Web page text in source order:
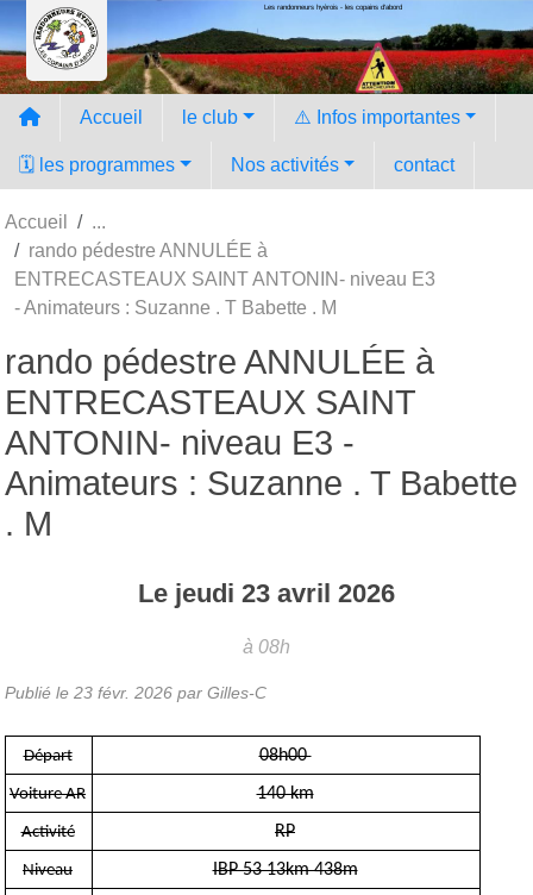
Les randonneurs hyèrois - les copains d'abord
Accueil le club ⚠️ Infos importantes
🗓️ les programmes Nos activités contact
Accueil
rando pédestre ANNULÉE à
ENTRECASTEAUX SAINT ANTONIN- niveau E3
- Animateurs : Suzanne . T Babette . M
rando pédestre ANNULÉE à
ENTRECASTEAUX SAINT
ANTONIN- niveau E3 -
Animateurs : Suzanne . T Babette
. M
Le jeudi 23 avril 2026
à 08h
Publié le 23 févr. 2026 par Gilles-C
Départ 08h00
Voiture AR 140 km
Activité RP
Niveau IBP 53 13km 438m
Panneau de gestion des cookies